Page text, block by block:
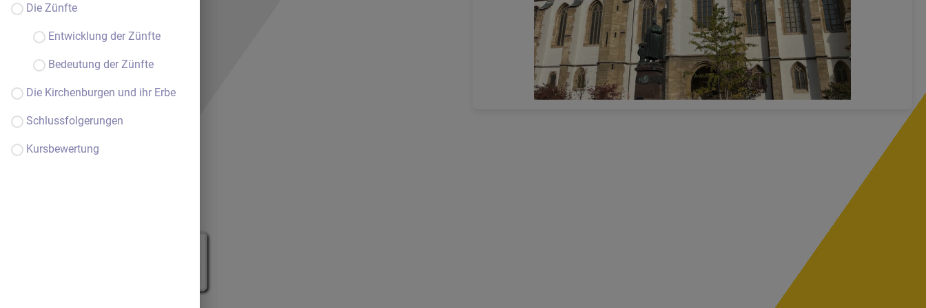
Die Zünfte
Entwicklung der Zünfte
Bedeutung der Zünfte
Die Kirchenburgen und ihr Erbe
Schlussfolgerungen
Kursbewertung